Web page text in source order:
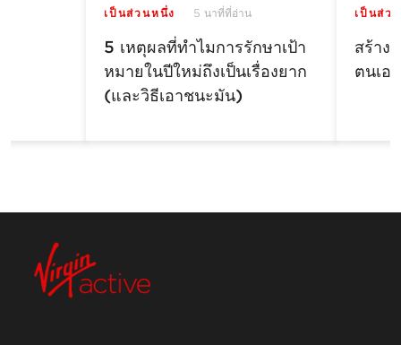
เป็นส่วนหนึ่ง 5 นาที่ที่อ่าน
5 เหตุผลที่ทำไมการรักษาเป้า
หมายในปีใหม่ถึงเป็นเรื่องยาก
(และวิธีเอาชนะมัน)
เป็นส่ว
สร้าง
ตนเอง